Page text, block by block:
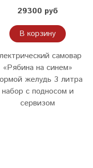
29300 руб
В корзину
самовар
«Рябина на синем»
желудь 3 литра
набор с подносом и
сервизом